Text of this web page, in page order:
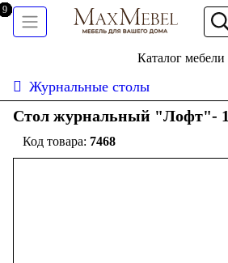
066
Каталог мебели
Журнальные столы
Стол журнальный "Лофт"- 1
7468